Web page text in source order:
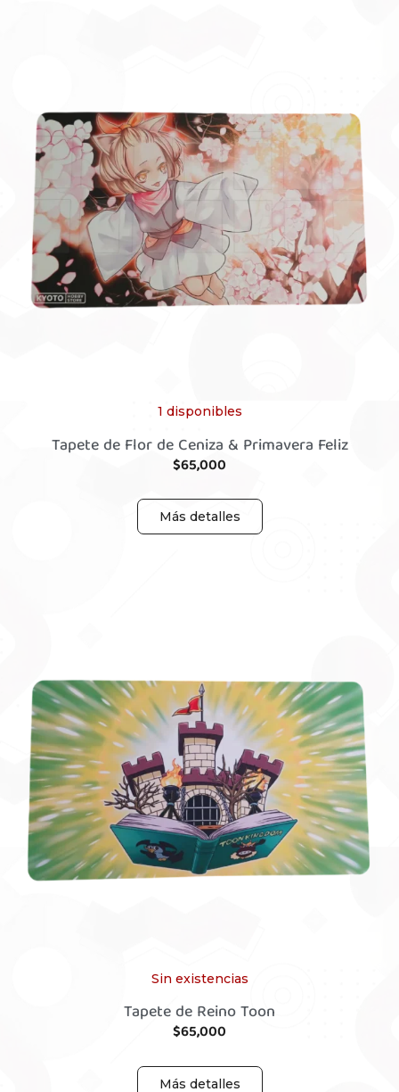
1 disponibles
Tapete de Flor de Ceniza & Primavera Feliz
$65,000
Más detalles
Sin existencias
Tapete de Reino Toon
$65,000
Más detalles